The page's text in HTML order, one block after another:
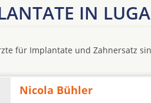
IN
für Implantate und Zahnersatz
Nicola Bühler